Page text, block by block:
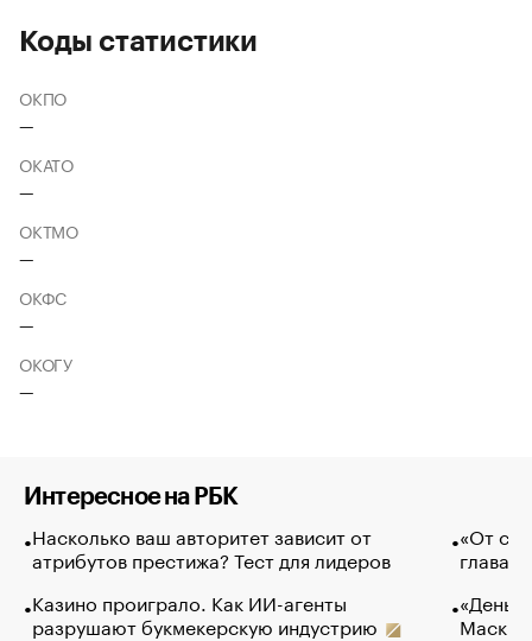
Коды статистики
ОКПО
—
ОКАТО
—
ОКТМО
—
ОКФС
—
ОКОГУ
—
Интересное на РБК
Насколько ваш авторитет зависит от
атрибутов престижа? Тест для лидеров
Казино проиграло. Как ИИ-агенты
разрушают букмекерскую индустрию
«От
глава
Маск в